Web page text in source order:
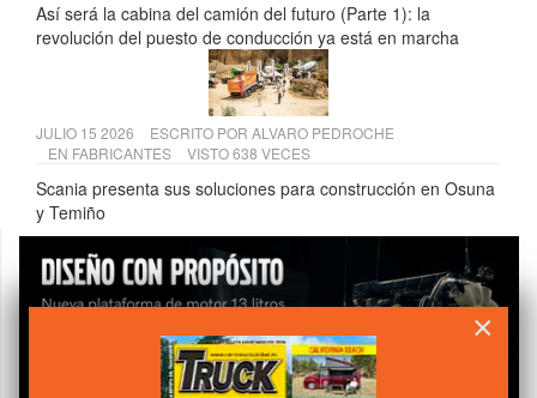
Así será la cabina del camión del futuro (Parte 1): la
revolución del puesto de conducción ya está en marcha
JULIO 15 2026 ESCRITO POR ALVARO PEDROCHE
EN FABRICANTES VISTO 638 VECES
Scania presenta sus soluciones para construcción en Osuna
y Temiño
×